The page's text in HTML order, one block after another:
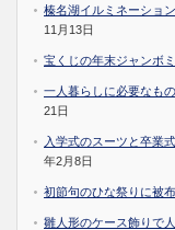
榛名湖イルミネーショ
11月13日
宝くじの年末ジャンボ
一人暮らしに必要なも
21日
入学式のスーツと卒業
年2月8日
初節句のひな祭りに被
雛人形のケース飾りで